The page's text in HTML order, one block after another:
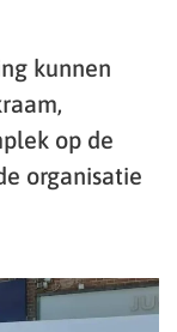
kunnen
op de
organisatie